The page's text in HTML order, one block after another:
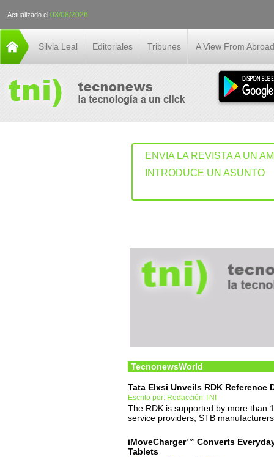
Actualizado el 03/08/2026
Silvia Leal Editoriales Tribunes A View From Abroad
ENVIA LA REVISTA A UN
INTRODUCE UN ASUNTO
TecnonewsWorld
Tata Elxsi Unveils RDK Reference
Escrito por: Redacción TNI
The RDK is supported by more than
service providers, STB
iMoveCharger™ Converts
Tablets